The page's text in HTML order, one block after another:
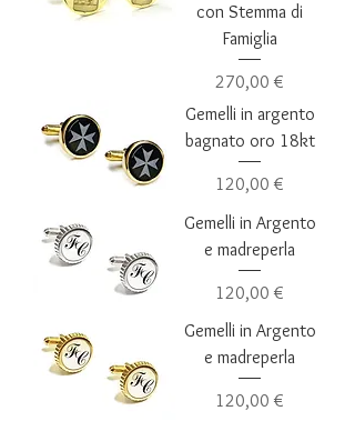
con Stemma di
Famiglia
Prezzo
270,00 €
Gemelli in argento
bagnato oro 18kt
Prezzo
120,00 €
Gemelli in Argento
e madreperla
Prezzo
120,00 €
Gemelli in Argento
e madreperla
Prezzo
120,00 €